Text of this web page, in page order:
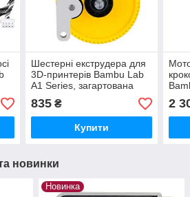
Шестерні екструдера для
3D-принтерів Bambu Lab
A1 Series, загартована
сталь, (оригінал, FAE008-
N)
835₴
Купити
2
новинки
Новинка